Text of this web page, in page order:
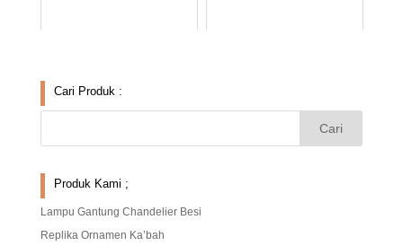
Cari Produk :
Produk Kami ;
Lampu Gantung Chandelier Besi
Replika Ornamen Ka’bah